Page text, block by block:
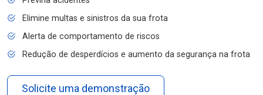
Elimine multas e sinistros da sua frota
Alerta de comportamento de riscos
Redução de desperdícios e aumento da segurança na frota
Solicite uma demonstração